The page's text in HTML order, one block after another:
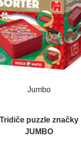
Jumbo
Tridiče puzzle značky
JUMBO